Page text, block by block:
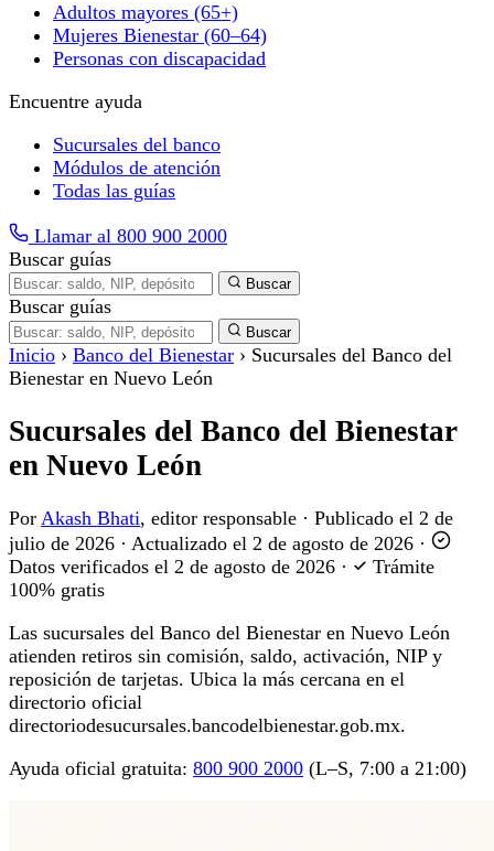
Adultos mayores (65+)
Mujeres Bienestar (60–64)
Personas con discapacidad
Encuentre ayuda
Sucursales del banco
Módulos de atención
Todas las guías
Llamar al 800 900 2000
Buscar guías
Buscar
Buscar guías
Buscar
Inicio › Banco del Bienestar › Sucursales del Banco del
Bienestar en Nuevo León
Sucursales del Banco del Bienestar
en Nuevo León
Por Akash Bhati, editor responsable · Publicado el 2 de
julio de 2026 · Actualizado el 2 de agosto de 2026 ·
Datos verificados el 2 de agosto de 2026 ·
Trámite
100% gratis
Las sucursales del Banco del Bienestar en Nuevo León
atienden retiros sin comisión, saldo, activación, NIP y
reposición de tarjetas. Ubica la más cercana en el
directorio oficial
directoriodesucursales.bancodelbienestar.gob.mx.
Ayuda oficial gratuita: 800 900 2000 (L–S, 7:00 a 21:00)